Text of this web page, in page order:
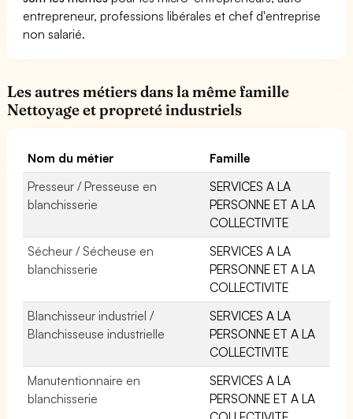
entrepreneur, professions libérales et chef d'entreprise
non salarié.
Les autres métiers dans la même famille
Nettoyage et propreté industriels
Nom du métier
Famille
Presseur / Presseuse en
blanchisserie
SERVICES A LA
PERSONNE ET A LA
COLLECTIVITE
Sécheur / Sécheuse en
blanchisserie
SERVICES A LA
PERSONNE ET A LA
COLLECTIVITE
Blanchisseur industriel /
Blanchisseuse industrielle
SERVICES A LA
PERSONNE ET A LA
COLLECTIVITE
Manutentionnaire en
blanchisserie
SERVICES A LA
PERSONNE ET A LA